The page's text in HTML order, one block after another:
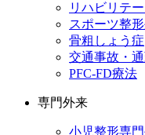
リハビリテ
スポーツ整
骨粗しょう症
交通事故・
PFC-FD療法
専門外来
小児整形専